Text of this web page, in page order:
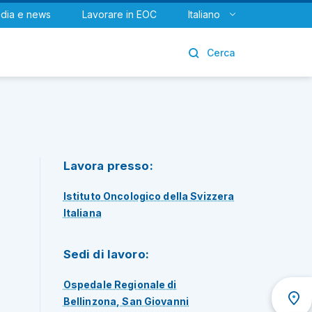
e news Lavorare in EOC Italiano
Cerca
Urologia
Lavora presso:
Istituto Oncologico della Svizzera
Italiana
Sedi di lavoro:
Ospedale Regionale di
Bellinzona, San Giovanni